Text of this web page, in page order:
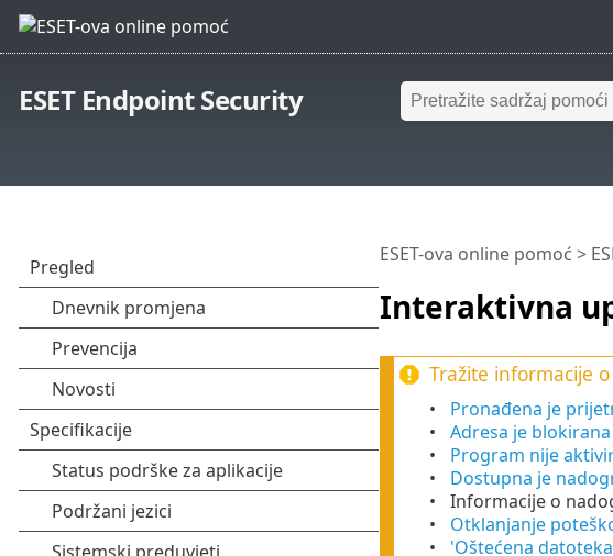
ESET Endpoint Security
Interaktivna
ESET-ova online pomoć >
Tražite informacije
Pronađena je
Adresa je blokirana
Program nije
Dostupna je
Informacije o
Otklanjanje
'Oštećena